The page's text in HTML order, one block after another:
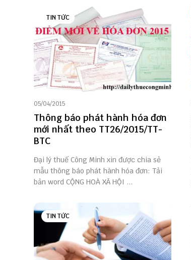
TIN TỨC
05/04/2015
Thông báo phát hành hóa đơn
mới nhất theo TT26/2015/TT-
BTC
Đại lý thuế Công Minh xin được chia sẻ
mẫu thông báo phát hành hóa đơn: Tải
bản word CỘNG HOÀ XÃ HỘI ...
TIN TỨC